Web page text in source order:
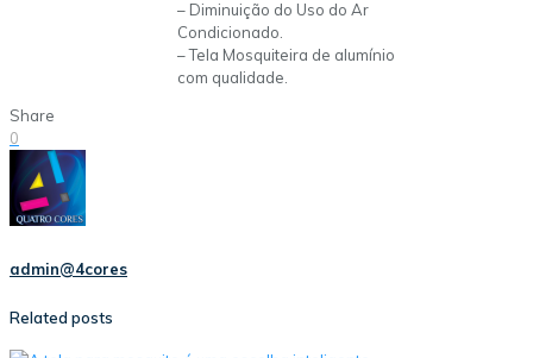
– Diminuição do Uso do Ar
Condicionado.
– Tela Mosquiteira de alumínio
com qualidade.
Share
0
admin@4cores
Related posts